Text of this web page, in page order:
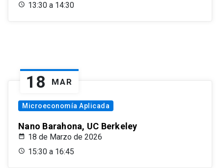
13:30 a 14:30
18 MAR
Microeconomía Aplicada
Nano Barahona, UC Berkeley
18 de Marzo de 2026
15:30 a 16:45